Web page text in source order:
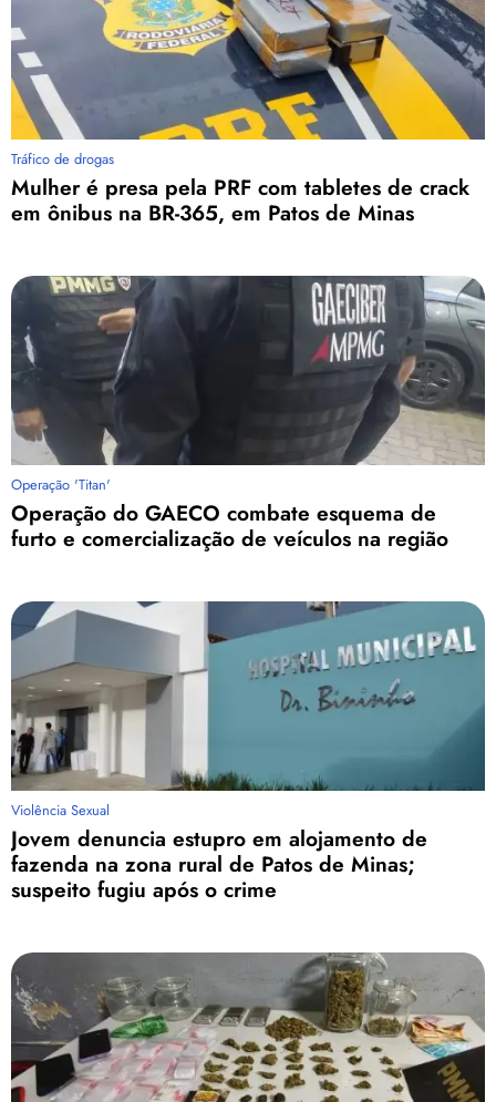
Tráfico de drogas
Mulher é presa pela PRF com tabletes de crack
em ônibus na BR-365, em Patos de Minas
Operação 'Titan'
Operação do GAECO combate esquema de
furto e comercialização de veículos na região
Violência Sexual
Jovem denuncia estupro em alojamento de
fazenda na zona rural de Patos de Minas;
suspeito fugiu após o crime